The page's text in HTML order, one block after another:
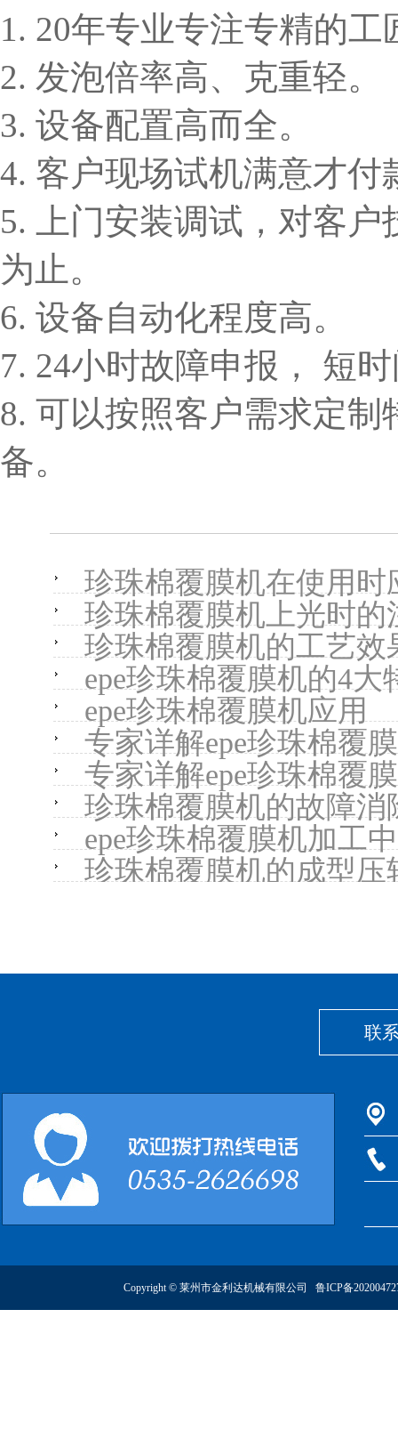
1. 20年专业专注专精的工
2. 发泡倍率高、克重轻。
3. 设备配置高而全。
4. 客户现场试机满意才付
5. 上门安装调试，对客
为止。
6. 设备自动化程度高。
7. 24小时故障申报， 短
8. 可以按照客户需求定制
备。
珍珠棉覆膜机在使用时
珍珠棉覆膜机上光时的
珍珠棉覆膜机的工艺效
epe珍珠棉覆膜机的4大
epe珍珠棉覆膜机应用
专家详解epe珍珠棉覆
专家详解epe珍珠棉覆
珍珠棉覆膜机的故障消
epe珍珠棉覆膜机加工
珍珠棉覆膜机的成型压
联
Copyright © 莱州市金利达机械有限公司 鲁ICP备